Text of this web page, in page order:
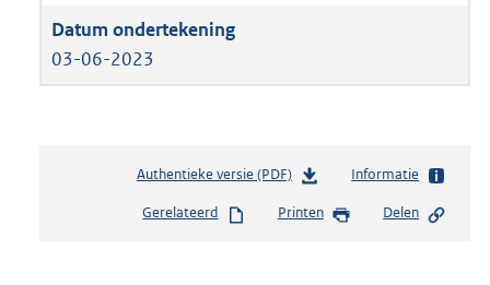
03-06-2023
Authentieke versie (PDF)b
s
Informatie
Gerelateerd Printen Delen